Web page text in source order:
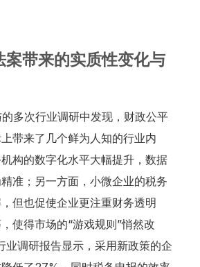
案带来的实质性变化与
多次行业调研中发现，财政公平
带来了几个鲜为人知的行业内
构的数字化水平大幅提升，数据
准；另一方面，小微企业的税务
但也促使企业更注重财务透明
使得市场的“游戏规则”悄然改
业调研报告显示，采用新政策的企